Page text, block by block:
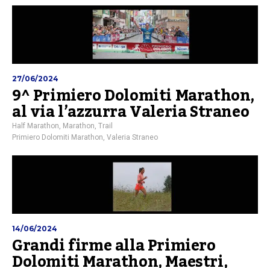
27/06/2024
9^ Primiero Dolomiti Marathon,
al via l’azzurra Valeria Straneo
Half Marathon, Marathon, Trail
Primiero Dolomiti Marathon, Valeria Straneo
14/06/2024
Grandi firme alla Primiero
Dolomiti Marathon, Maestri,